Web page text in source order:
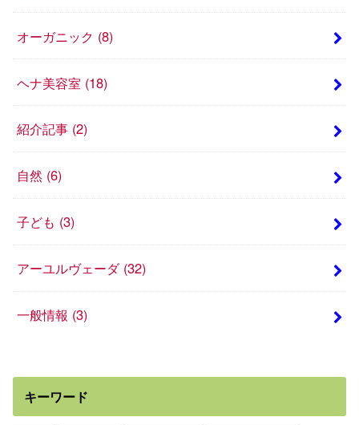
オーガニック (8)
ヘナ美容室 (18)
紹介記事 (2)
自然 (6)
子ども (3)
アーユルヴェーダ (32)
一般情報 (3)
キーワード